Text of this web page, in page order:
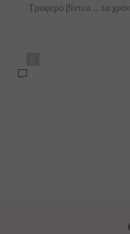
Τρυφερό βίντεο ... τα